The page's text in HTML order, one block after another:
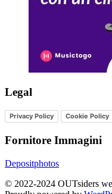
Legal
Privacy Policy Cookie Policy
Fornitore Immagini
Depositphotos
© 2022-2024 OUTsiders